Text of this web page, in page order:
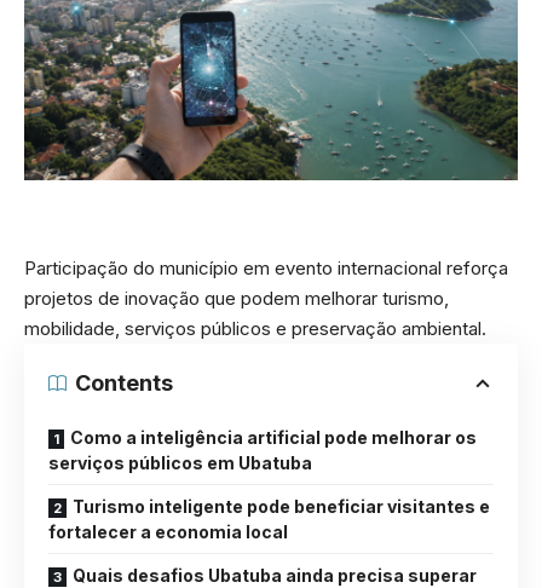
Participação do município em evento internacional reforça
projetos de inovação que podem melhorar turismo,
mobilidade, serviços públicos e preservação ambiental.
Contents
Como a inteligência artificial pode melhorar os
serviços públicos em Ubatuba
Turismo inteligente pode beneficiar visitantes e
fortalecer a economia local
Quais desafios Ubatuba ainda precisa superar